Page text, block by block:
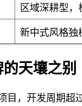
区域深耕型，
新中式风格独
天壤之别
目，开发周期超